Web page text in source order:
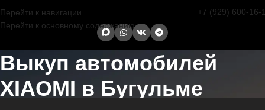
Перейти к навигации
Перейти к основному содержанию
+7 (929) 600-16-
Выкуп автомобилей
XIAOMI в Бугульме